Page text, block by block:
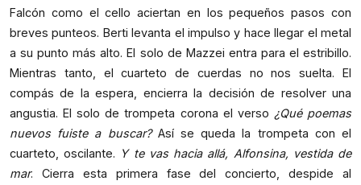
Falcón como el cello aciertan en los pequeños pasos con
breves punteos. Berti levanta el impulso y hace llegar el metal
a su punto más alto. El solo de Mazzei entra para el estribillo.
Mientras tanto, el cuarteto de cuerdas no nos suelta. El
compás de la espera, encierra la decisión de resolver una
angustia. El solo de trompeta corona el verso ¿Qué poemas
nuevos fuiste a buscar?Así se queda la trompeta con el
cuarteto, oscilante. Y te vas hacia allá, Alfonsina, vestida de
mar. Cierra esta primera fase del concierto, despide al